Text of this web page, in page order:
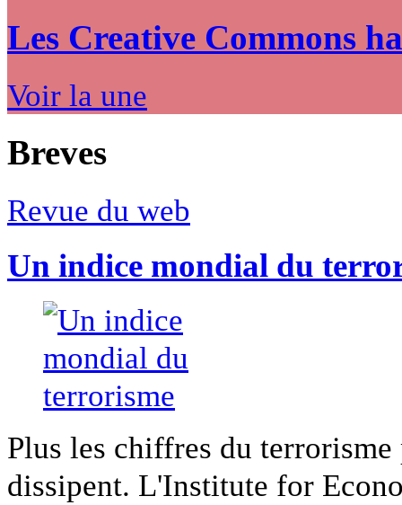
Les Creative Commons
Voir la une
Breves
Revue du web
Un indice mondial du
Plus les chiffres du
dissipent. L'Institute for